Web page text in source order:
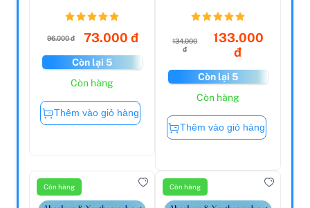
96.000 đ 73.000 đ
Còn lại 5
Còn hàng
Thêm vào giỏ hàng
134.000
đ
133.000
đ
Còn lại 5
Còn hàng
Thêm vào giỏ hàng
Còn hàng Còn hàng